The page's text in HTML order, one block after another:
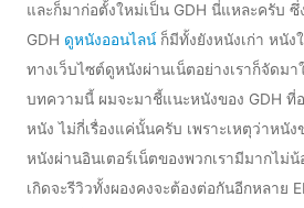
และก็มาก่อตั้งใหม่เป็น GDH นี่แหละครับ ซึ่
GDH ดูหนังออนไลน์ก็มีทั้งยังหนังเก่า หนัง
ทางเว็บไซต์ดูหนังผ่านเน็ตอย่างเราก็จัดม
บทความนี้ ผมจะมาชี้แนะหนังของ GDH ที่
หนัง ไม่กี่เรื่องแค่นั้นครับ เพราะเหตุว่าหนัง
หนังผ่านอินเตอร์เน็ตของพวกเรามีมากไม่น้
เกิดจะรีวิวทั้งผองคงจะต้องต่อกันอีกหลาย